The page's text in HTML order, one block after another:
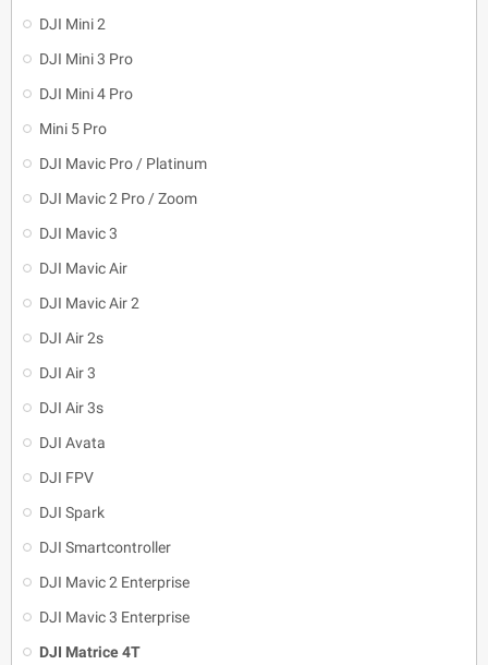
DJI Mini 2
DJI Mini 3 Pro
DJI Mini 4 Pro
Mini 5 Pro
DJI Mavic Pro / Platinum
DJI Mavic 2 Pro / Zoom
DJI Mavic 3
DJI Mavic Air
DJI Mavic Air 2
DJI Air 2s
DJI Air 3
DJI Air 3s
DJI Avata
DJI FPV
DJI Spark
DJI Smartcontroller
DJI Mavic 2 Enterprise
DJI Mavic 3 Enterprise
DJI Matrice 4T